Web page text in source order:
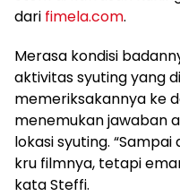
dari fimela.com.
Merasa kondisi
aktivitas syuting yang
memeriksakannya ke
menemukan jawaban
lokasi syuting.
kru filmnya, tetapi
kata Steffi.